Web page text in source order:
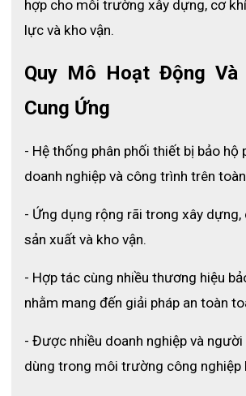
hợp cho môi trường xây dựng, cơ
lực và kho vận.
Quy Mô Hoạt Động Và
Cung Ứng
- Hệ thống phân phối thiết bị bảo hộ
doanh nghiệp và công trình trên
- Ứng dụng rộng rãi trong xây dựng,
sản xuất và kho vận.
- Hợp tác cùng nhiều thương hiệu
nhằm mang đến giải pháp an toàn
- Được nhiều doanh nghiệp và
dùng trong môi trường công nghiệp